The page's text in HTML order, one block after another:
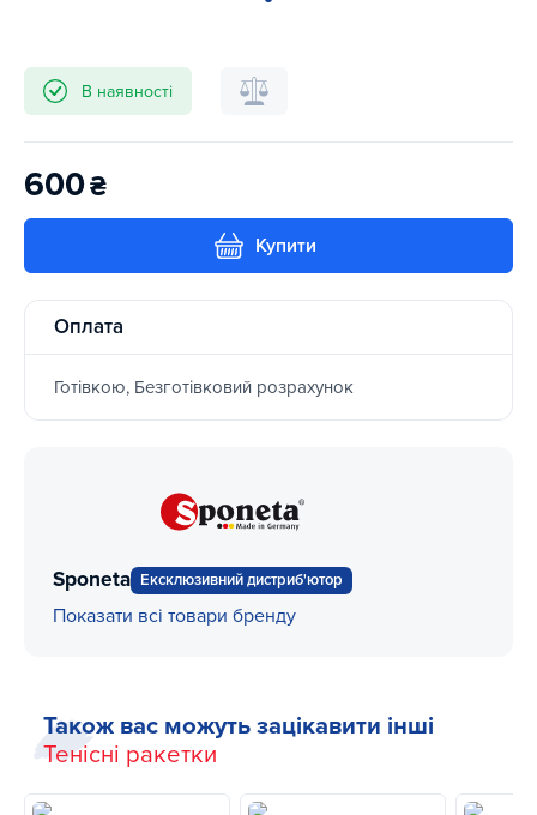
В наявності
600₴
Купити
Оплата
Готівкою, Безготівковий розрахунок
Sponeta Ексклюзивний дистриб'ютор
Показати всі товари бренду
Також вас можуть зацікавити інші
Тенісні ракетки